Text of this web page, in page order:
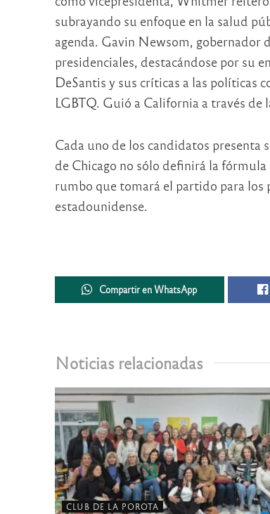
subrayando su enfoque en la salud
agenda. Gavin Newsom, gobernador
presidenciales, destacándose por su
DeSantis y sus críticas a las políticas
LGBTQ. Guió a California a través de
Cada uno de los candidatos presenta
de Chicago no sólo definirá la
rumbo que tomará el partido para los
estadounidense.
Compartir en WhatsApp
Noticias relacionadas
CLUB DE LA POROTA